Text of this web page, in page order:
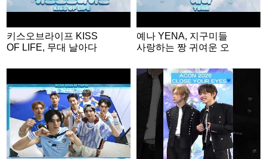
키스오브라이프 KISS
OF LIFE, 무대 날아다
CON 2026 밸런스게
임|‘Would you rather’ g
ame | ENG SUB #ACO
N2026
예나 YENA, 지구미들
사랑하는 짱 귀여운 오
스게임 | ‘Would you rat
her’ game | ENG SUB
#ACON2026